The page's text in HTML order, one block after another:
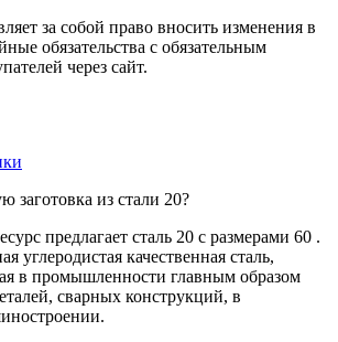
за собой право вносить изменения в
обязательства с обязательным
через сайт.
заготовка из стали 20?
предлагает сталь 20 с размерами 60 .
углеродистая качественная сталь,
в промышленности главным образом
сварных конструкций, в